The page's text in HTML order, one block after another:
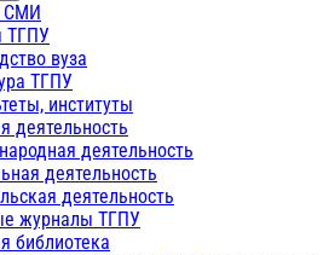
СМИ
ТГПУ
вуза
ТГПУ
институты
деятельность
деятельность
деятельность
деятельность
журналы ТГПУ
библиотека